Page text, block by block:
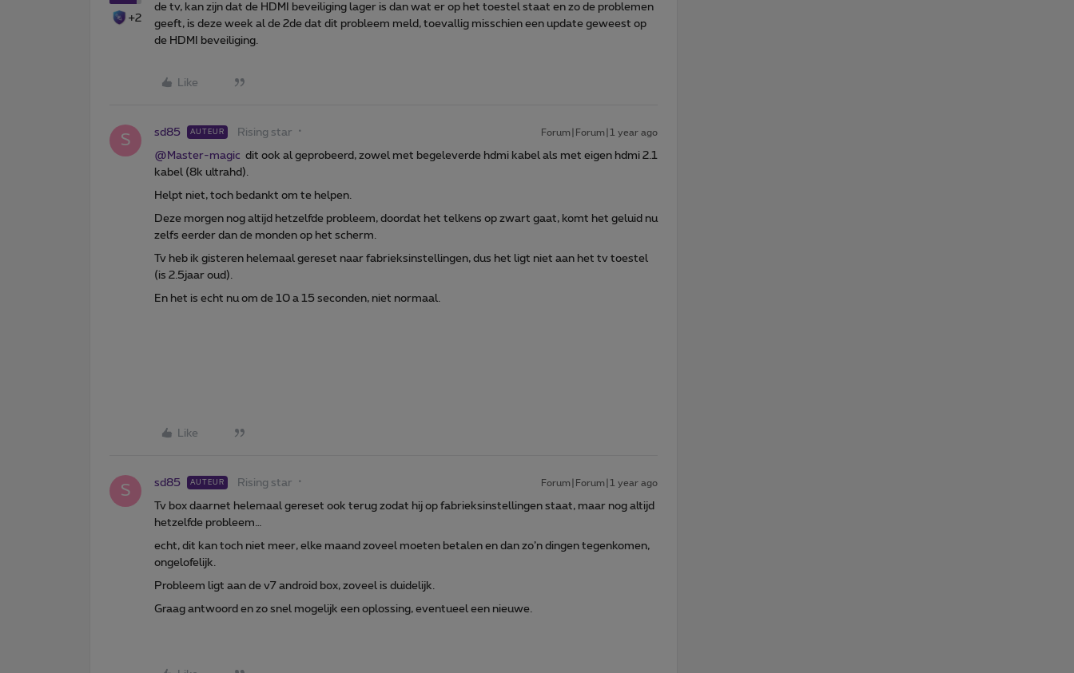
+2
de tv, kan zijn dat de HDMI beveiliging lager is dan wat er op het toestel staat en zo de problemen
geeft, is deze week al de 2de dat dit probleem meld, toevallig misschien een update geweest op
de HDMI beveiliging.
Like
S sd85 AUTEUR Rising star Forum|Forum|1 year ago
@Master-magic dit ook al geprobeerd, zowel met begeleverde hdmi kabel als met eigen hdmi 2.1
kabel (8k ultrahd).
Helpt niet, toch bedankt om te helpen.
Deze morgen nog altijd hetzelfde probleem, doordat het telkens op zwart gaat, komt het geluid nu
zelfs eerder dan de monden op het scherm.
Tv heb ik gisteren helemaal gereset naar fabrieksinstellingen, dus het ligt niet aan het tv toestel
(is 2.5jaar oud).
En het is echt nu om de 10 a 15 seconden, niet normaal.
Like
S sd85 AUTEUR Rising star Forum|Forum|1 year ago
Tv box daarnet helemaal gereset ook terug zodat hij op fabrieksinstellingen staat, maar nog altijd
hetzelfde probleem…
echt, dit kan toch niet meer, elke maand zoveel moeten betalen en dan zo’n dingen tegenkomen,
ongelofelijk.
Probleem ligt aan de v7 android box, zoveel is duidelijk.
Graag antwoord en zo snel mogelijk een oplossing, eventueel een nieuwe.